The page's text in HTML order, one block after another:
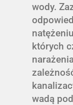
wody.
których
wadą